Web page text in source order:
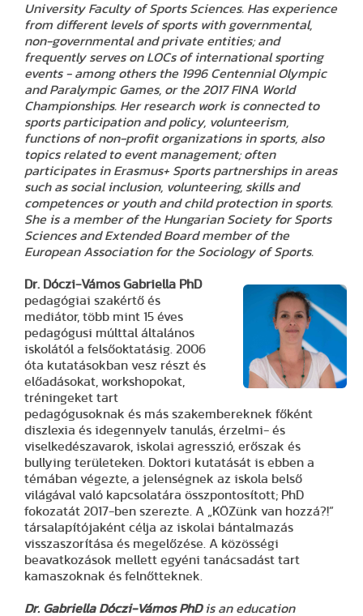
University Faculty of Sports Sciences. Has experience
from different levels of sports with governmental,
non-governmental and private entities; and
frequently serves on LOCs of international sporting
events - among others the 1996 Centennial Olympic
and Paralympic Games, or the 2017 FINA World
Championships. Her research work is connected to
sports participation and policy, volunteerism,
functions of non-profit organizations in sports, also
topics related to event management; often
participates in Erasmus+ Sports partnerships in areas
such as social inclusion, volunteering, skills and
competences or youth and child protection in sports.
She is a member of the Hungarian Society for Sports
Sciences and Extended Board member of the
European Association for the Sociology of Sports.
Dr. Dóczi-Vámos Gabriella PhD
pedagógiai szakértő és
mediátor, több mint 15 éves
pedagógusi múlttal általános
iskolától a felsőoktatásig. 2006
óta kutatásokban vesz részt és
előadásokat, workshopokat,
tréningeket tart
pedagógusoknak és más szakembereknek főként
diszlexia és idegennyelv tanulás, érzelmi- és
viselkedészavarok, iskolai agresszió, erőszak és
bullying területeken. Doktori kutatását is ebben a
témában végezte, a jelenségnek az iskola belső
világával való kapcsolatára összpontosított; PhD
fokozatát 2017-ben szerezte. A „KÖZünk van hozzá?!”
társalapítójaként célja az iskolai bántalmazás
visszaszorítása és megelőzése. A közösségi
beavatkozások mellett egyéni tanácsadást tart
kamaszoknak és felnőtteknek.
Dr. Gabriella Dóczi-Vámos PhDis an education